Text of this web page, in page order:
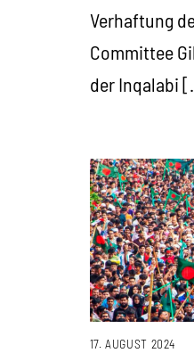
Verhaftung
Committee
der Inqalabi
17. AUGUST 2024